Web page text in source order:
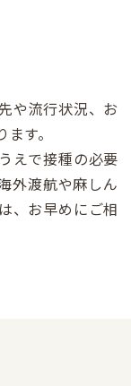
や流行状況、お
す。
えで接種の必要
外渡航や麻しん
、お早めにご相